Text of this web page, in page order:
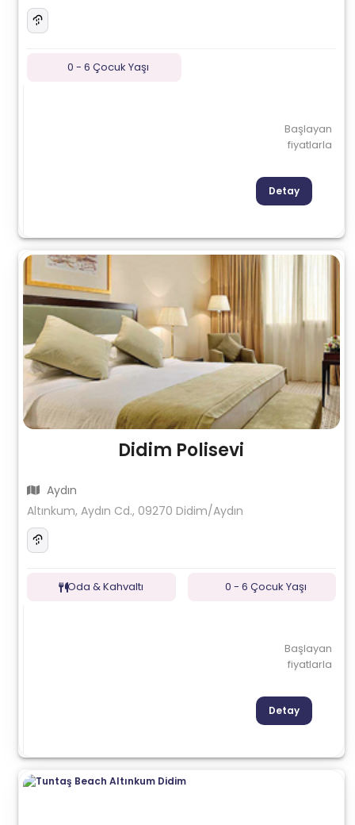
0 - 6 Çocuk Yaşı
Başlayan
fiyatlarla
Detay
Didim Polisevi
Aydın
Altınkum, Aydın Cd., 09270 Didim/Aydın
Oda & Kahvaltı 0 - 6 Çocuk Yaşı
Başlayan
fiyatlarla
Detay